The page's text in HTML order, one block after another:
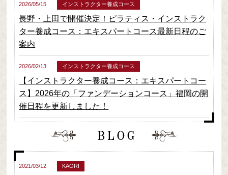
2026/05/15 インストラクター養成コース
長野・上田で開催決定！ピラティス・インストラク
ター養成コース：エキスパートコース最新日程のご
案内
2026/02/13 インストラクター養成コース
【インストラクター養成コース：エキスパートコー
ス】2026年の「ファンデーションコース」福岡の開
催日程を更新しました！
2021/03/12 KAORI